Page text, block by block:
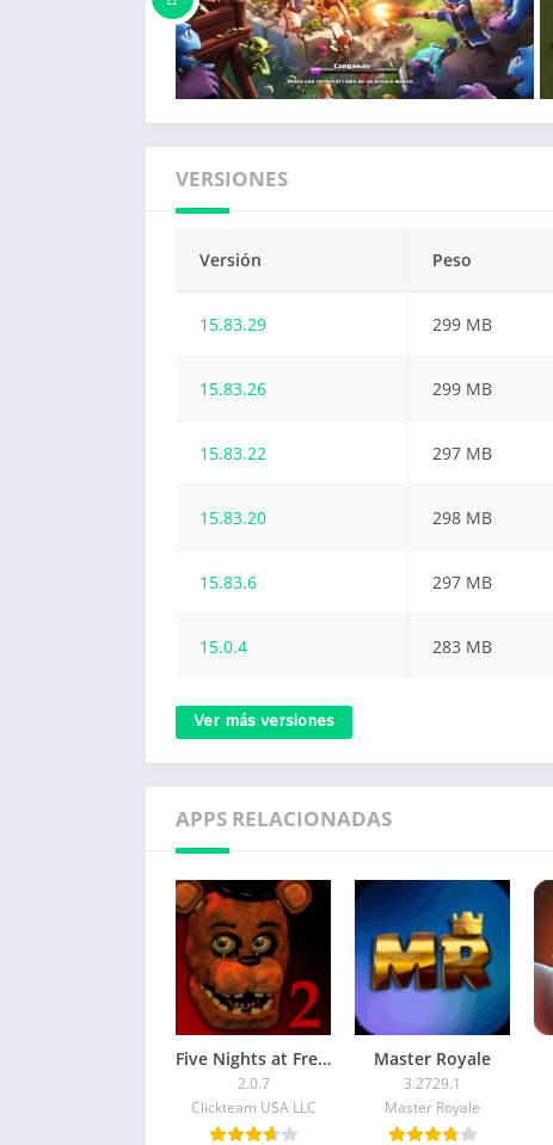
VERSIONES
Versión Peso
15.83.29 299 MB
15.83.26 299 MB
15.83.22 297 MB
15.83.20 298 MB
15.83.6 297 MB
15.0.4 283 MB
Ver más versiones
APPS RELACIONADAS
Five Nights at Freddy’s 2
2.0.7
Clickteam USA LLC
Master Royale
3.2729.1
Master Royale